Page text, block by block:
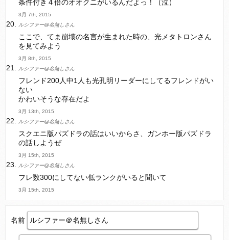
条件付き４倍のオオクニがいるんだよっ！（泣）
3月 7th, 2015
ルシファー@名無しさん
ここで、てま崩壊の名言が生まれた時の、光メタトロンさん
を見てみよう
3月 8th, 2015
ルシファー@名無しさん
フレンド200人中1人も光孔明リーダーにしてるフレンドがい
ない
かわいそうな存在だよ
3月 13th, 2015
ルシファー@名無しさん
スクエニ版パズドラの話はいいからさ、ガンホー版パズドラ
の話しようぜ
3月 15th, 2015
ルシファー@名無しさん
フレ数300にしてない低ランクがいると聞いて
3月 15th, 2015
名前